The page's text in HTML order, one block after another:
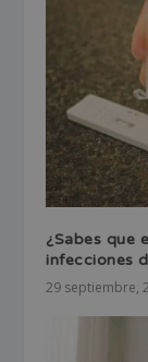
¿Sabes que
infecciones
29 septiembre,